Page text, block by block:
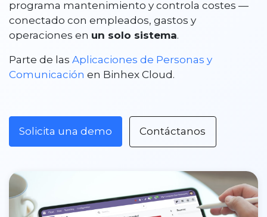
programa mantenimiento y controla costes —
conectado con empleados, gastos y
operaciones en un solo sistema.
Parte de las Aplicaciones de Personas y
Comunicación en Binhex Cloud.
Solicita una demo Contáctanos